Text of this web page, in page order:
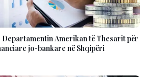
Departamentin Amerikan të Thesarit për
jo-bankare në Shqipëri